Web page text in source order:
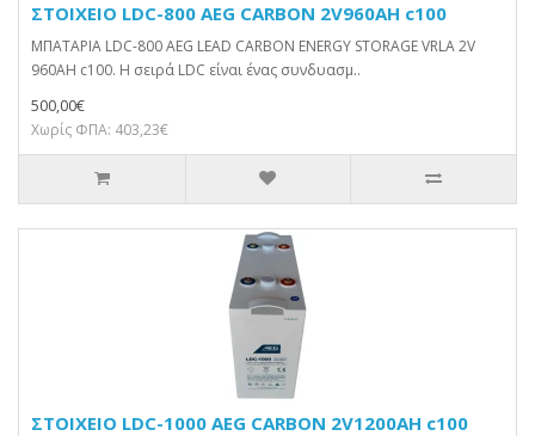
ΣΤΟΙΧΕΙΟ LDC-800 AEG CARBON 2V960AH c100
ΜΠΑΤΑΡΙΑ LDC-800 AEG LEAD CARBON ENERGY STORAGE VRLA 2V
960AH c100. Η σειρά LDC είναι ένας συνδυασμ..
500,00€
Χωρίς ΦΠΑ: 403,23€
ΣΤΟΙΧΕΙΟ LDC-1000 AEG CARBON 2V1200AH c100